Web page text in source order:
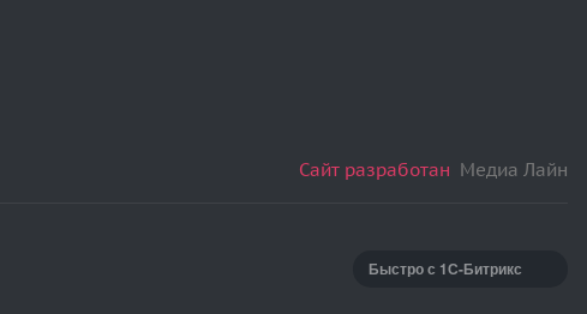
Сайт разработан Медиа Лайн
Быстро с 1С-Битрикс